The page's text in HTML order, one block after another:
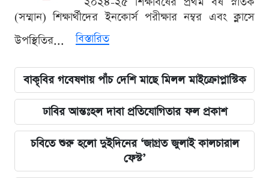
(সম্মান) শিক্ষার্থীদের ইনকোর্স পরীক্ষার নম্বর এবং ক্লাসে
উপস্থিতির...
বিস্তারিত
বাকৃবির গবেষণায় পাঁচ দেশি মাছে মিলল মাইক্রোপ্লাস্টিক
ঢাবির আন্তঃহল দাবা প্রতিযোগিতার ফল প্রকাশ
চবিতে শুরু হলো দুইদিনের ‘জাগ্রত জুলাই কালচারাল
ফেস্ট’